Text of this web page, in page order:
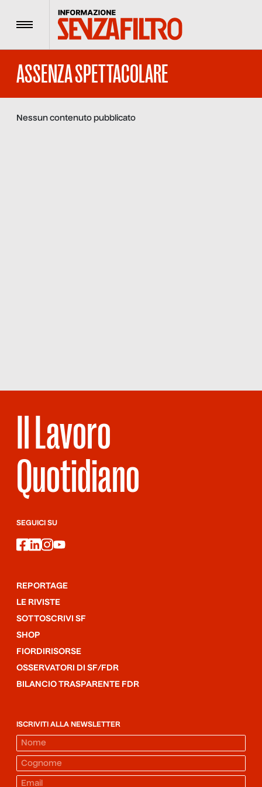
Menu
ASSENZA SPETTACOLARE
Nessun contenuto pubblicato
Il Lavoro
Quotidiano
SEGUICI SU
facebook
linkedin
instagram
youtube
REPORTAGE
LE RIVISTE
SOTTOSCRIVI SF
SHOP
FIORDIRISORSE
OSSERVATORI DI SF/FDR
BILANCIO TRASPARENTE FDR
ISCRIVITI ALLA NEWSLETTER